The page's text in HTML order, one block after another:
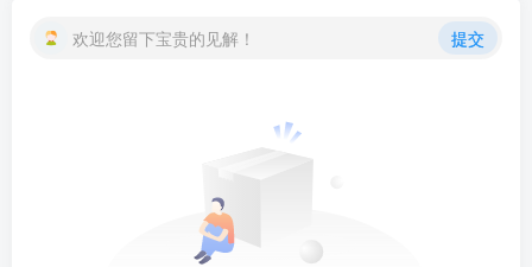
欢迎您留下宝贵的见解！ 提交